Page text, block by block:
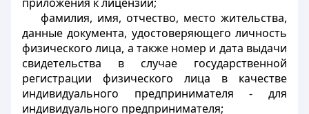
фамилия, имя, отчество, место жительства,
данные документа, удостоверяющего личность
физического лица, а также номер и дата выдачи
свидетельства в случае государственной
регистрации физического лица в качестве
индивидуального предпринимателя - для
индивидуального предпринимателя;